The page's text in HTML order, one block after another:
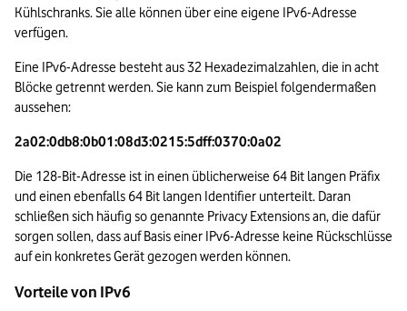
Kühlschranks. Sie alle können über eine eigene IPv6-Adresse
verfügen.
Eine IPv6-Adresse besteht aus 32 Hexadezimalzahlen, die in acht
Blöcke getrennt werden. Sie kann zum Beispiel folgendermaßen
aussehen:
2a02:0db8:0b01:08d3:0215:5dff:0370:0a02
Die 128-Bit-Adresse ist in einen üblicherweise 64 Bit langen Präfix
und einen ebenfalls 64 Bit langen Identifier unterteilt. Daran
schließen sich häufig so genannte Privacy Extensions an, die dafür
sorgen sollen, dass auf Basis einer IPv6-Adresse keine Rückschlüsse
auf ein konkretes Gerät gezogen werden können.
Vorteile von IPv6